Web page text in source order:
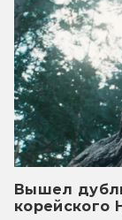
Вышел
корейского